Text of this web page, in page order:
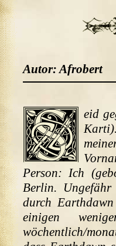
Autor: Afrobert
eid
Person: Ich
Berlin. Ungefähr
durch
einigen
wöchentlich/